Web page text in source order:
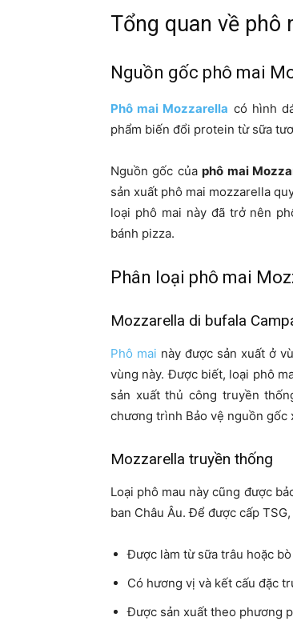
Tổng quan về phô
Nguồn gốc phô mai
Phô mai Mozzarella có hình
phẩm biến đổi protein từ sữa
Nguồn gốc củaphô mai
sản xuất phô mai mozzarella
loại phô mai này đã trở nên
bánh pizza.
Phân loại phô mai
Mozzarella di bufala
Phô mai này được sản xuất ở
vùng này. Được biết, loại phô
sản xuất thủ công truyền
chương trình Bảo vệ nguồn gốc
Mozzarella truyền thống
Loại phô mau này cũng được
ban Châu Âu. Để được cấp
Được làm từ sữa trâu hoặc bò
Có hương vị và kết cấu đặc
Được sản xuất theo phương